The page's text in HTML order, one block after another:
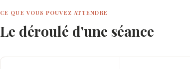
CE QUE VOUS POUVEZ ATTENDRE
Le déroulé d'une séance